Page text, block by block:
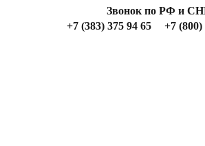
Звонок по РФ и
+7 (383) 375 94 65
+7 (800)